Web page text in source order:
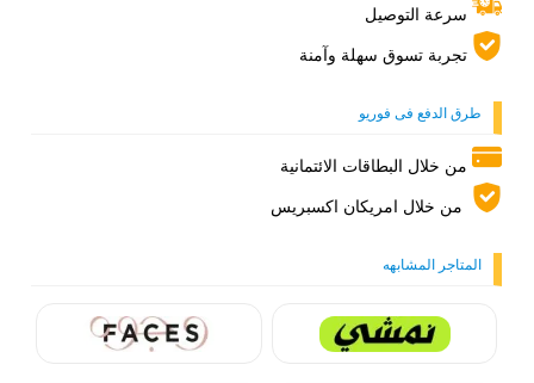
سرعة التوصيل
تجربة تسوق سهلة وآمنة
طرق الدفع فى فوريو
من خلال البطاقات الائتمانية
من خلال امريكان اكسبريس
المتاجر المشابهه